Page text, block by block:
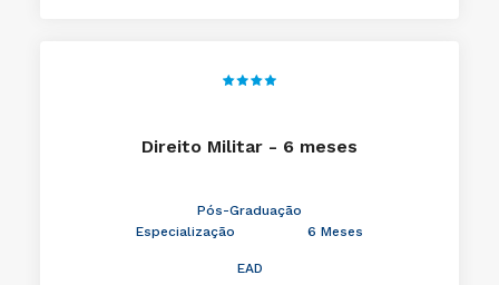
Direito Militar - 6 meses
Pós-Graduação
Especialização
6 Meses
EAD